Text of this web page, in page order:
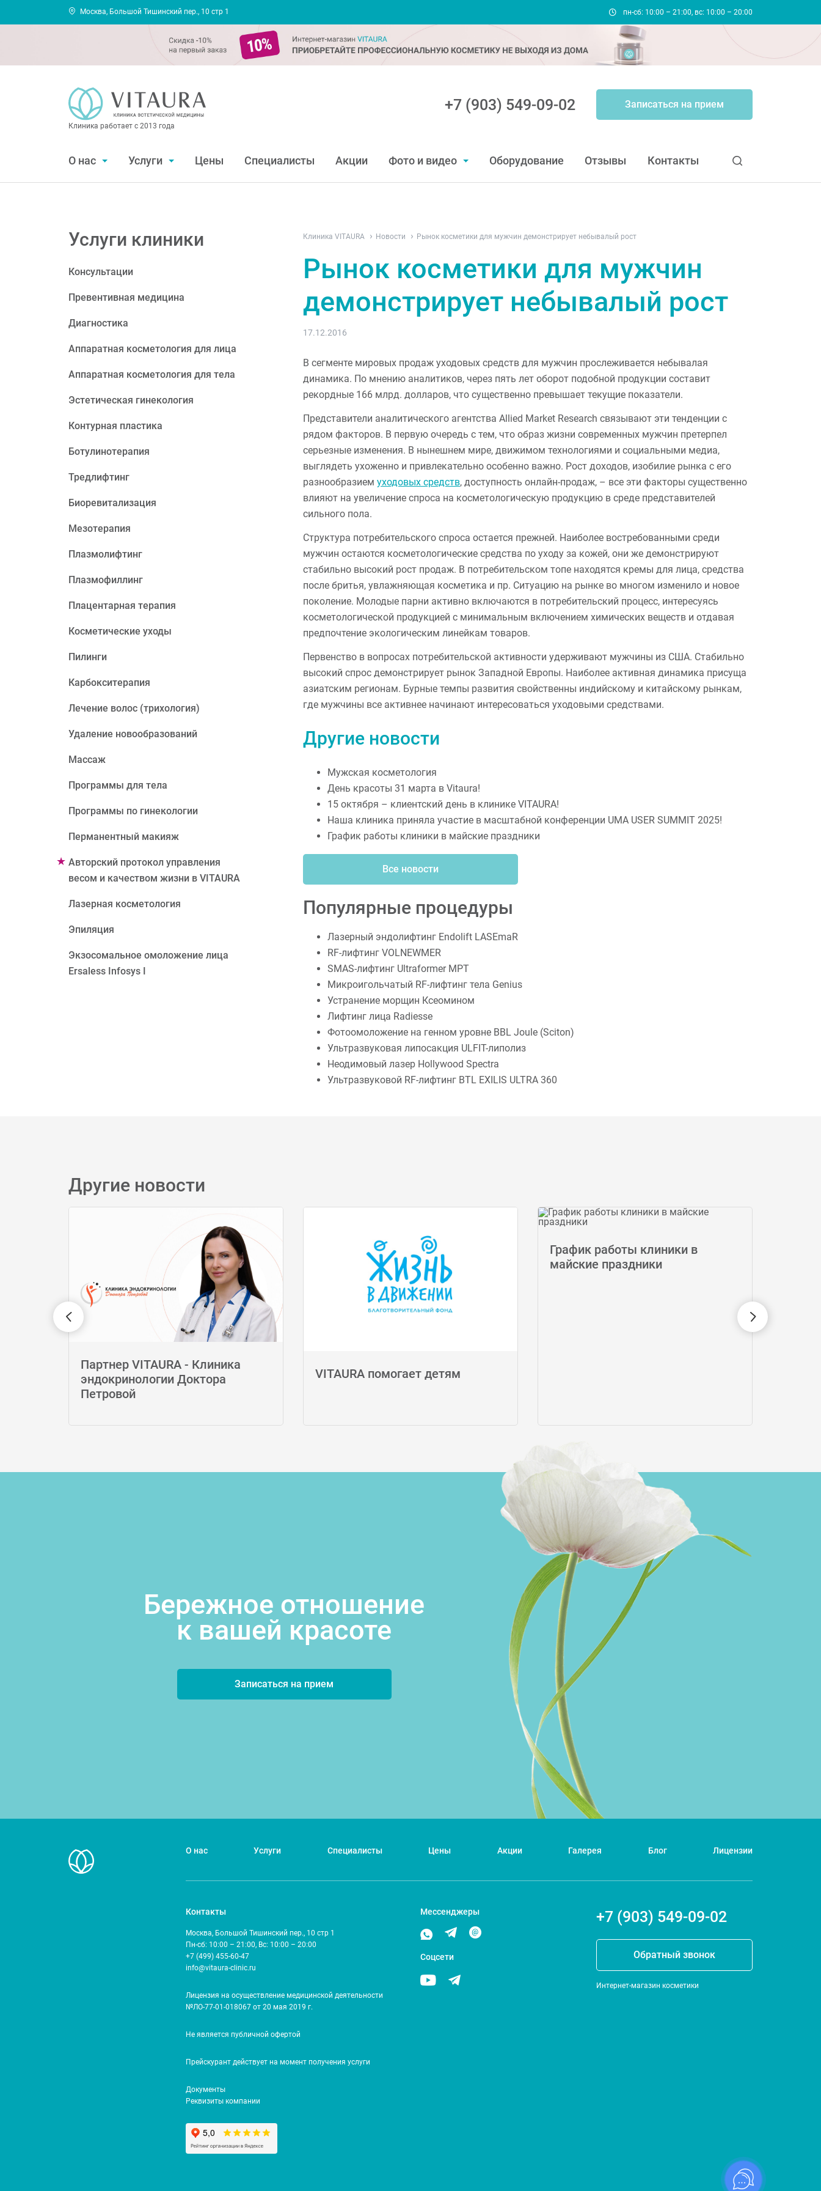
Москва, Большой Тишинский пер., 10 стр 1 пн-сб: 10:00 – 21:00, вс: 10:00 – 20:00
+7 (903) 549-09-02 Записаться на прием
Клиника работает с 2013 года
О нас Услуги Цены Специалисты Акции Фото и видео Оборудование Отзывы Контакты
Клиника VITAURA Новости Рынок косметики для мужчин демонстрирует небывалый рост
Рынок косметики для мужчин
демонстрирует небывалый рост
17.12.2016
В сегменте мировых продаж уходовых средств для мужчин прослеживается небывалая
динамика. По мнению аналитиков, через пять лет оборот подобной продукции составит
рекордные 166 млрд. долларов, что существенно превышает текущие показатели.
Представители аналитического агентства Allied Market Research связывают эти тенденции с
рядом факторов. В первую очередь с тем, что образ жизни современных мужчин претерпел
серьезные изменения. В нынешнем мире, движимом технологиями и социальными медиа,
выглядеть ухоженно и привлекательно особенно важно. Рост доходов, изобилие рынка с его
разнообразием уходовых средств, доступность онлайн-продаж, – все эти факторы существенно
влияют на увеличение спроса на косметологическую продукцию в среде представителей
сильного пола.
Структура потребительского спроса остается прежней. Наиболее востребованными среди
мужчин остаются косметологические средства по уходу за кожей, они же демонстрируют
стабильно высокий рост продаж. В потребительском топе находятся кремы для лица, средства
после бритья, увлажняющая косметика и пр. Ситуацию на рынке во многом изменило и новое
поколение. Молодые парни активно включаются в потребительский процесс, интересуясь
косметологической продукцией с минимальным включением химических веществ и отдавая
предпочтение экологическим линейкам товаров.
Первенство в вопросах потребительской активности удерживают мужчины из США. Стабильно
высокий спрос демонстрирует рынок Западной Европы. Наиболее активная динамика присуща
азиатским регионам. Бурные темпы развития свойственны индийскому и китайскому рынкам,
где мужчины все активнее начинают интересоваться уходовыми средствами.
Другие новости
Мужская косметология
День красоты 31 марта в Vitaura!
15 октября – клиентский день в клинике VITAURA!
Наша клиника приняла участие в масштабной конференции UMA USER SUMMIT 2025!
График работы клиники в майские праздники
Все новости
Популярные процедуры
Лазерный эндолифтинг Endolift LASEmaR
RF-лифтинг VOLNEWMER
SMAS-лифтинг Ultraformer MPT
Микроигольчатый RF-лифтинг тела Genius
Устранение морщин Ксеомином
Лифтинг лица Radiesse
Фотоомоложение на генном уровне BBL Joule (Sciton)
Ультразвуковая липосакция ULFIT-липолиз
Неодимовый лазер Hollywood Spectra
Ультразвуковой RF-лифтинг BTL EXILIS ULTRA 360
Услуги клиники
Консультации
Превентивная медицина
Диагностика
Аппаратная косметология для лица
Аппаратная косметология для тела
Эстетическая гинекология
Контурная пластика
Ботулинотерапия
Тредлифтинг
Биоревитализация
Мезотерапия
Плазмолифтинг
Плазмофиллинг
Плацентарная терапия
Косметические уходы
Пилинги
Карбокситерапия
Лечение волос (трихология)
Удаление новообразований
Массаж
Программы для тела
Программы по гинекологии
Перманентный макияж
Авторский протокол управления
весом и качеством жизни в VITAURA
Лазерная косметология
Эпиляция
Экзосомальное омоложение лица
Ersaless Infosys I
Другие новости
Партнер VITAURA - Клиника
эндокринологии Доктора
Петровой
VITAURA помогает детям
График работы клиники в
майские праздники
Бережное отношение
к вашей красоте
Записаться на прием
О нас Услуги Специалисты Цены Акции Галерея Блог Лицензии
Контакты
Москва, Большой Тишинский пер., 10 стр 1
Пн-сб: 10:00 – 21:00, Вс: 10:00 – 20:00
+7 (499) 455-60-47
info@vitaura-clinic.ru
Лицензия на осуществление медицинской деятельности
№ЛО-77-01-018067 от 20 мая 2019 г.
Не является публичной офертой
Прейскурант действует на момент получения услуги
Документы
Реквизиты компании
Мессенджеры
Соцсети
+7 (903) 549-09-02
Обратный звонок
Интернет-магазин косметики